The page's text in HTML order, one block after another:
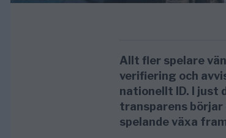
Allt fler spelare
verifiering och
nationellt ID. I just
transparens
spelande växa